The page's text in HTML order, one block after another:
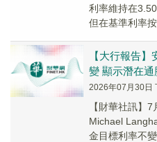
利率維持在
但在基準利率
【大行報告
變 顯示潛在
2026年07月30日
【財華社訊】
Michael
金目標利率不